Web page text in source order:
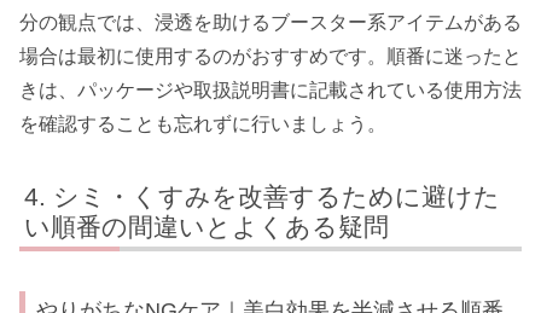
分の観点では、浸透を助けるブースター系アイテムがある
場合は最初に使用するのがおすすめです。順番に迷ったと
きは、パッケージや取扱説明書に記載されている使用方法
を確認することも忘れずに行いましょう。
シミ・くすみを改善するために避けた
い順番の間違いとよくある疑問